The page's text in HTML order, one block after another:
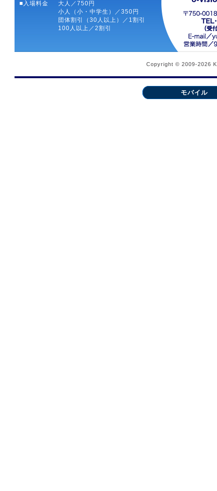
■入場料金
大人／750円
小人（小・中学生）／350円
団体割引（30人以上）／1割引
100人以上／2割引
Copyright © 2009-2026
モバイル